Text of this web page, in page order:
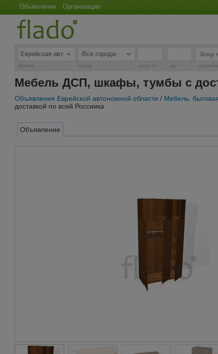
Объявления Организации
-
регион город цена от до
Мебель ДСП, шкафы, тумбы с
Объявления Еврейской автономной области / Мебель,
доставкой по всей Россиика
Объявление